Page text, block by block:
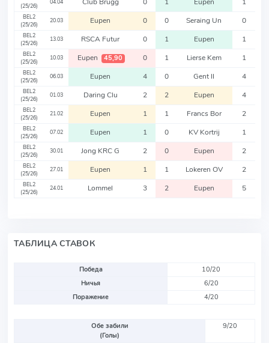
(25/26)
04.04 Club Brugg 0 1 Eupen 1
BEL2
(25/26)
20.03 Eupen 0 0 Seraing Un 0
BEL2
(25/26)
13.03 RSCA Futur 0 1 Eupen 1
BEL2
(25/26)
10.03 Eupen 45,90 0 1 Lierse Kem 1
BEL2
(25/26)
06.03 Eupen 4 0 Gent II 4
BEL2
(25/26)
01.03 Daring Clu 2 2 Eupen 4
BEL2
(25/26)
21.02 Eupen 1 1 Francs Bor 2
BEL2
(25/26)
07.02 Eupen 1 0 KV Kortrij 1
BEL2
(25/26)
30.01 Jong KRC G 2 0 Eupen 2
BEL2
(25/26)
27.01 Eupen 1 1 Lokeren OV 2
BEL2
(25/26)
24.01 Lommel 3 2 Eupen 5
ТАБЛИЦА СТАВОК
Победа
10/20
Ничья
6/20
Поражение
4/20
Обе забили
(Голы)
9/20